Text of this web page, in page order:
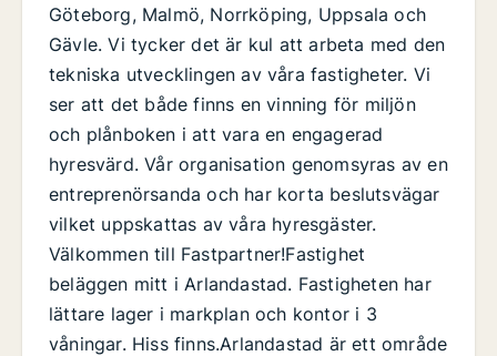
Göteborg, Malmö, Norrköping, Uppsala och
Gävle. Vi tycker det är kul att arbeta med den
tekniska utvecklingen av våra fastigheter. Vi
ser att det både finns en vinning för miljön
och plånboken i att vara en engagerad
hyresvärd. Vår organisation genomsyras av en
entreprenörsanda och har korta beslutsvägar
vilket uppskattas av våra hyresgäster.
Välkommen till Fastpartner!Fastighet
beläggen mitt i Arlandastad. Fastigheten har
lättare lager i markplan och kontor i 3
våningar. Hiss finns.Arlandastad är ett område